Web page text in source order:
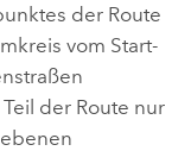
der Route
vom Start-
der Route nur